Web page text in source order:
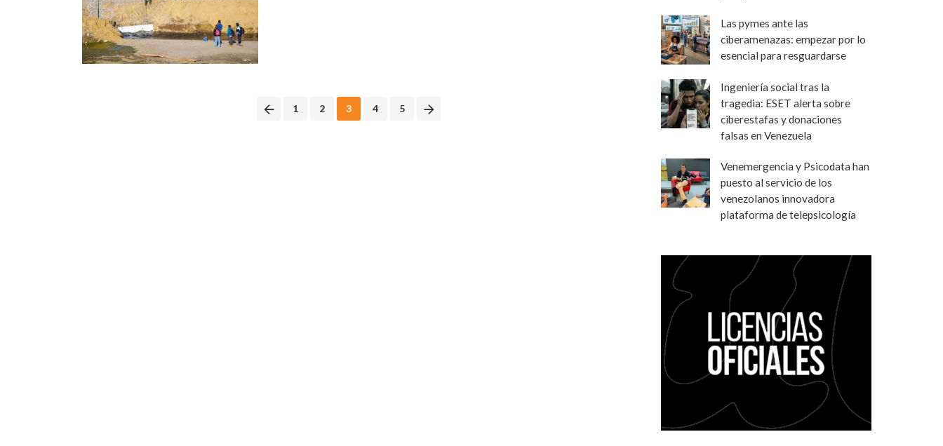
1 2 3 4 5
Las pymes ante las
ciberamenazas: empezar por lo
esencial para resguardarse
Ingeniería social tras la
tragedia: ESET alerta sobre
ciberestafas y donaciones
falsas en Venezuela
Venemergencia y Psicodata han
puesto al servicio de los
venezolanos innovadora
plataforma de telepsicología